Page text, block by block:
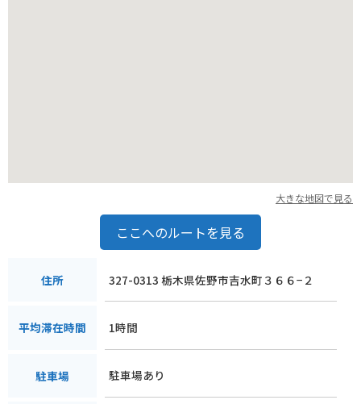
大きな地図で見る
ここへのルートを見る
住所 327-0313 栃木県佐野市吉水町３６６−２
平均滞在時間 1時間
駐車場 駐車場あり